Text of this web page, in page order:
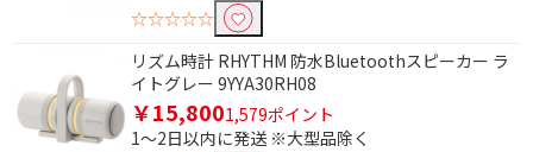
☆☆☆☆☆
リズム時計 RHYTHM 防水Bluetoothスピーカー ラ
イトグレー 9YYA30RH08
￥15,8001,579ポイント
1～2日以内に発送 ※大型品除く